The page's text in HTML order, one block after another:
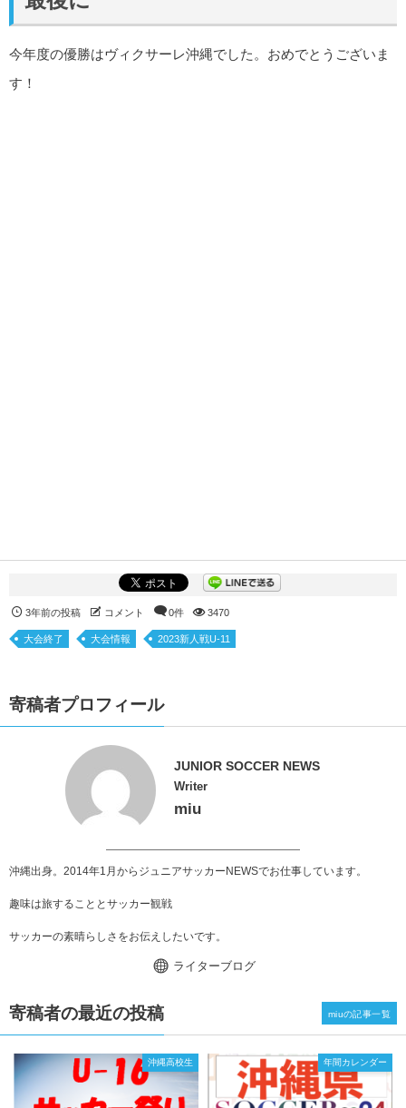
今年度の優勝はヴィクサーレ沖縄でした。おめでとうございま
す！
3年前の投稿 コメント 0件 3470
大会終了 大会情報 2023新人戦U-11
寄稿者プロフィール
JUNIOR SOCCER NEWS
Writer
miu
沖縄出身。2014年1月からジュニアサッカーNEWSでお仕事しています。
趣味は旅することとサッカー観戦
サッカーの素晴らしさをお伝えしたいです。
ライターブログ
寄稿者の最近の投稿
沖縄高校生 年間カレンダー
miuの記事一覧